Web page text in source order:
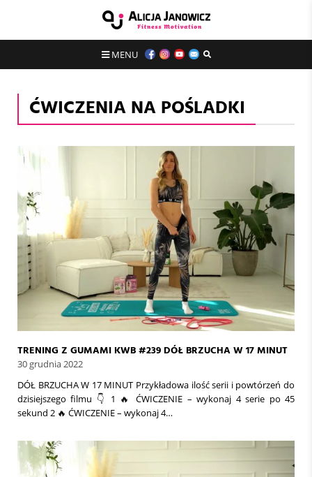
MENU
ĆWICZENIA NA POŚLADKI
TRENING Z GUMAMI KWB #239 DÓŁ BRZUCHA W 17 MINUT
30 grudnia 2022
DÓŁ BRZUCHA W 17 MINUT Przykładowa ilość serii i powtórzeń do
dzisiejszego filmu 👇 1 🔥 ĆWICZENIE – wykonaj 4 serie po 45
sekund 2 🔥 ĆWICZENIE – wykonaj 4…